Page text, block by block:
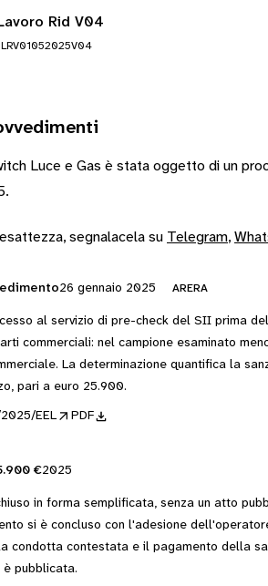
Rid V04
Luce e Gas è stata oggetto di un
segnalacela su Telegram,
26 gennaio 2025 ARERA
al servizio di pre-check del SII prima
commerciali: nel campione esaminato
La determinazione quantifica la
pari a euro 25.900.
EEL PDF
€2025
in forma semplificata, senza un atto
si è concluso con l'adesione
condotta contestata e il pagamento della
è pubblicata.